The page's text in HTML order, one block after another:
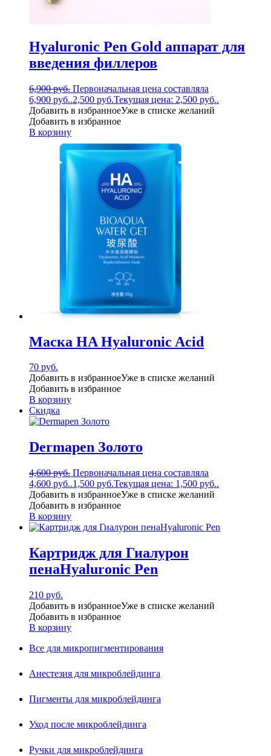
Hyaluronic Pen Gold аппарат для
введения филлеров
6,900руб. Первоначальная цена составляла
6,900 руб..2,500 руб.Текущая цена: 2,500 руб..
Добавить в избранноеУже в списке желаний
Добавить в избранное
В корзину
Маска HA Hyaluronic Acid
70 руб.
Добавить в избранноеУже в списке желаний
Добавить в избранное
В корзину
Скидка
Dermapen Золото
4,600руб. Первоначальная цена составляла
4,600 руб..1,500 руб.Текущая цена: 1,500 руб..
Добавить в избранноеУже в списке желаний
Добавить в избранное
В корзину
Картридж для Гиалурон
пенаHyaluronic Pen
210 руб.
Добавить в избранноеУже в списке желаний
Добавить в избранное
В корзину
Все для микропигментирования
Анестезия для микроблейдинга
Пигменты для микроблейдинга
Уход после микроблейдинга
Ручки для микроблейдинга